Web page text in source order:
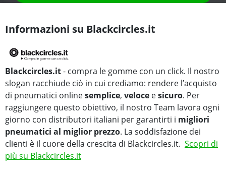
Informazioni su Blackcircles.it
Blackcircles.it- compra le gomme con un click. Il nostro
slogan racchiude ciò in cui crediamo: rendere l’acquisto
di pneumatici onlinesemplice, veloce esicuro. Per
raggiungere questo obiettivo, il nostro Team lavora ogni
giorno con distributori italiani per garantirti i migliori
pneumatici al miglior prezzo. La soddisfazione dei
clienti è il cuore della crescita di Blackcircles.it. Scopri di
più su Blackcircles.it